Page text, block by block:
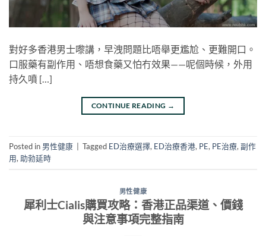
對好多香港男士嚟講，早洩問題比唔舉更尷尬、更難開口。
口服藥有副作用、唔想食藥又怕冇效果——呢個時候，外用
持久噴 […]
CONTINUE READING →
Posted in 男性健康 Tagged ED治療選擇, ED治療香港, PE, PE治療,副作
用,助勃延時
男性健康
犀利士Cialis購買攻略：香港正品渠道、價錢
與注意事項完整指南